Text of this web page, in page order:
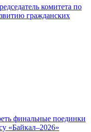
комитета по
гражданских
финальные поединки
«Байкал–2026»